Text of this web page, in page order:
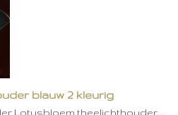
blauw 2 kleurig
Lotusbloem theelichthouder…